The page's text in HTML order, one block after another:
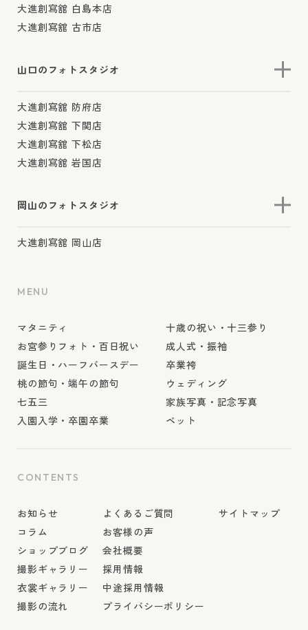
大進創寫舘 白島本店
大進創寫舘 古市店
山口のフォトスタジオ
大進創寫舘 防府店
大進創寫舘 下関店
大進創寫舘 下松店
大進創寫舘 岩国店
岡山のフォトスタジオ
大進創寫舘 岡山店
MENU
マタニティ
お宮参りフォト・百日祝い
誕生日・ハーフバースデー
桃の節句・端午の節句
七五三
入園入学・卒園卒業
十歳の祝い・十三参り
成人式・振袖
卒業袴
ウェディング
家族写真・記念写真
ペット
CONTENTS
お知らせ
コラム
ショップブログ
撮影ギャラリー
衣裳ギャラリー
撮影の流れ
よくあるご質問
お客様の声
会社概要
採用情報
中途採用情報
プライバシーポリシー
サイトマップ